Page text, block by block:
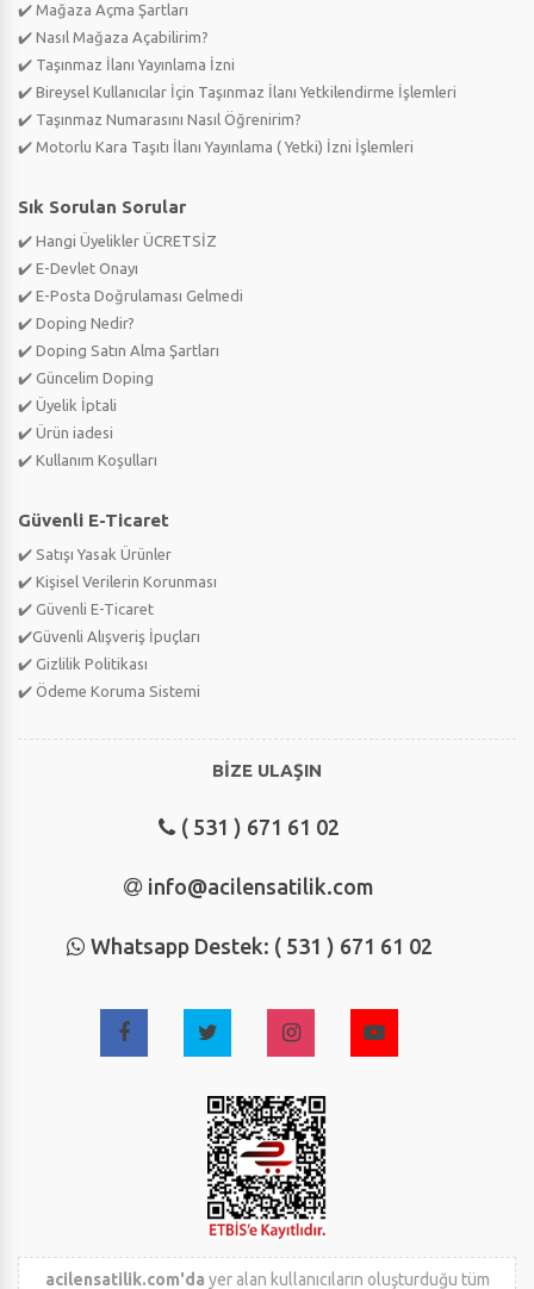
✔️ Mağaza Açma Şartları
✔️ Nasıl Mağaza Açabilirim?
✔️ Taşınmaz İlanı Yayınlama İzni
✔️ Bireysel Kullanıcılar İçin Taşınmaz İlanı Yetkilendirme İşlemleri
✔️ Taşınmaz Numarasını Nasıl Öğrenirim?
✔️ Motorlu Kara Taşıtı İlanı Yayınlama ( Yetki) İzni İşlemleri
Sık Sorulan Sorular
✔️ Hangi Üyelikler ÜCRETSİZ
✔️ E-Devlet Onayı
✔️ E-Posta Doğrulaması Gelmedi
✔️ Doping Nedir?
✔️ Doping Satın Alma Şartları
✔️ Güncelim Doping
✔️ Üyelik İptali
✔️ Ürün iadesi
✔️ Kullanım Koşulları
Güvenli E-Ticaret
✔️ Satışı Yasak Ürünler
✔️ Kişisel Verilerin Korunması
✔️ Güvenli E-Ticaret
✔️Güvenli Alışveriş İpuçları
✔️ Gizlilik Politikası
✔️ Ödeme Koruma Sistemi
BİZE ULAŞIN
( 531 ) 671 61 02
info@acilensatilik.com
Whatsapp Destek: ( 531 ) 671 61 02
acilensatilik.com'da yer alan kullanıcıların oluşturduğu tüm